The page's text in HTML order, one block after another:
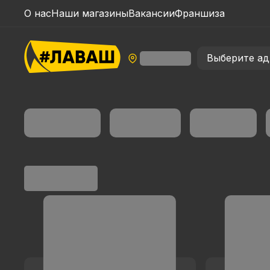
О насНаши магазиныВакансииФраншиза
Выберите